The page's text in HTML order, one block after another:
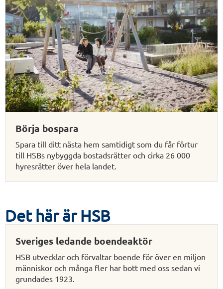
Börja bospara
Spara till ditt nästa hem samtidigt som du får förtur
till HSBs nybyggda bostadsrätter och cirka 26 000
hyresrätter över hela landet.
Det här är HSB
Sveriges ledande boendeaktör
HSB utvecklar och förvaltar boende för över en miljon
människor och många fler har bott med oss sedan vi
grundades 1923.